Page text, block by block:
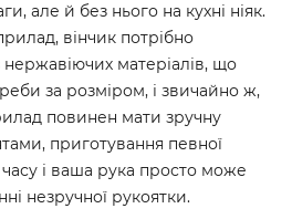
але й без нього на кухні ніяк.
вінчик потрібно
матеріалів, що
за розміром, і звичайно ж,
повинен мати зручну
приготування певної
часу і ваша рука просто може
незручної рукоятки.